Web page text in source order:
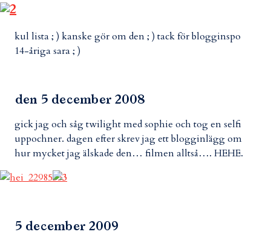
kul lista ; ) kanske gör om den ; ) tack för blogginspo
14-åriga sara ; )
den 5 december 2008
gick jag och såg twilight med sophie och tog en selfi
uppochner. dagen efter skrev jag ett blogginlägg om
hur mycket jag älskade den… filmen alltså…. HEHE.
5 december 2009